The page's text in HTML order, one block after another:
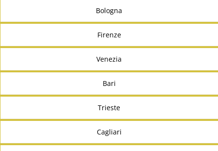
Bologna
Firenze
Venezia
Bari
Trieste
Cagliari